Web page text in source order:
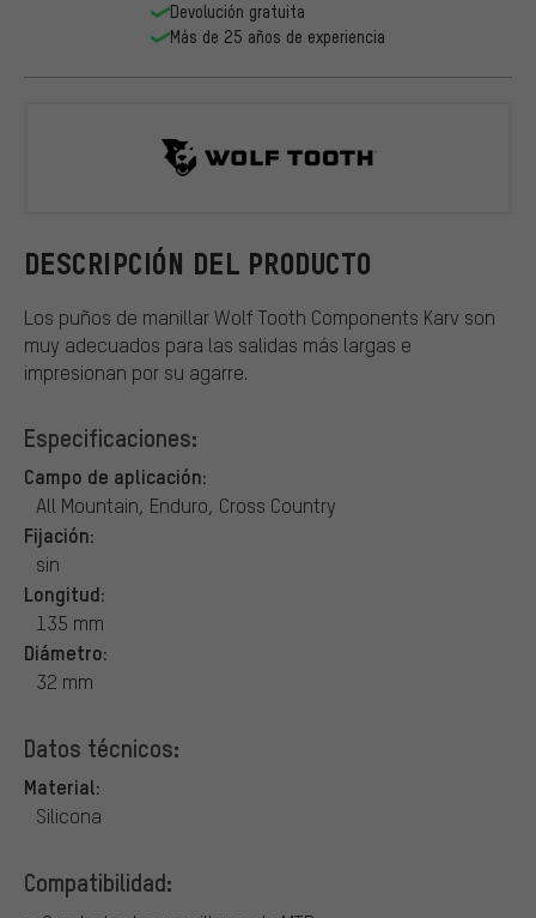
DESCRIPCIÓN DEL PRODUCTO
Los puños de manillar Wolf Tooth Components Karv son
muy adecuados para las salidas más largas e
impresionan por su agarre.
Especificaciones:
Campo de aplicación:
All Mountain, Enduro, Cross Country
Fijación:
sin
Longitud:
135 mm
Diámetro:
32 mm
Datos técnicos:
Material:
Silicona
Compatibilidad:
Devolución gratuita
Más de 25 años de experiencia